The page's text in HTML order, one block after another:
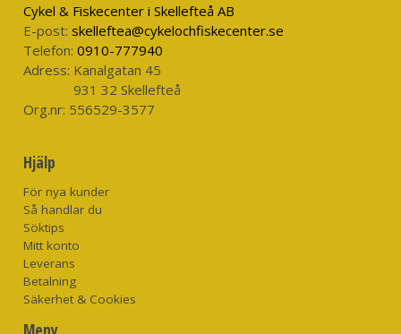
Cykel & Fiskecenter i Skellefteå AB
E-post: skelleftea@cykelochfiskecenter.se
Telefon: 0910-777940
Adress: Kanalgatan 45
931 32 Skellefteå
Org.nr: 556529-3577
Hjälp
För nya kunder
Så handlar du
Söktips
Mitt konto
Leverans
Betalning
Säkerhet & Cookies
Meny